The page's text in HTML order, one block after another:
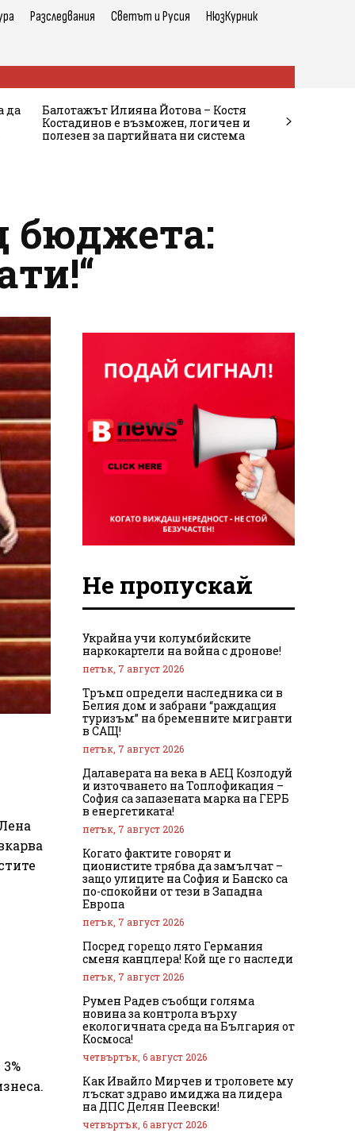
Разследвания Светът и Русия НюзКурник
да
Балотажът Илияна Йотова – Костя
Костадинов е възможен, логичен и
полезен за партийната ни система
бюджета:
Не пропускай
Украйна учи колумбийските
наркокартели на война с дронове!
петък, 7 август 2026
Тръмп определи наследника си в
Белия дом и забрани “раждащия
туризъм” на бременните мигранти
в САЩ!
петък, 7 август 2026
Далаверата на века в АЕЦ Козлодуй
и източването на Топлофикация –
София са запазената марка на ГЕРБ
в енергетиката!
петък, 7 август 2026
Когато фактите говорят и
ционистите трябва да замълчат –
защо улиците на София и Банско са
по-спокойни от тези в Западна
Европа
петък, 7 август 2026
Посред горещо лято Германия
сменя канцлера! Кой ще го наследи
петък, 7 август 2026
Румен Радев съобщи голяма
новина за контрола върху
екологичната среда на България от
Космоса!
четвъртък, 6 август 2026
Как Ивайло Мирчев и троловете му
лъскат здраво имиджа на лидера
на ДПС Делян Пеевски!
четвъртък, 6 август 2026